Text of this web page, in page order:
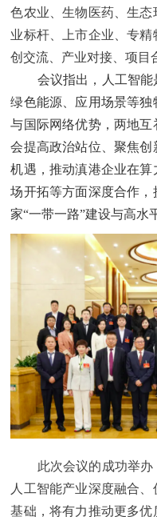
色农业、生物医药、生
业标杆、上市企业、专
创交流、产业对接、项目
会议指出，人工智能
绿色能源、应用场景等
与国际网络优势，两地
会提高政治站位、聚焦
机遇，推动滇港企业在
场开拓等方面深度合作
家“一带一路”建设与高水
此次会议的成功举办
人工智能产业深度融合
基础，将有力推动更多优